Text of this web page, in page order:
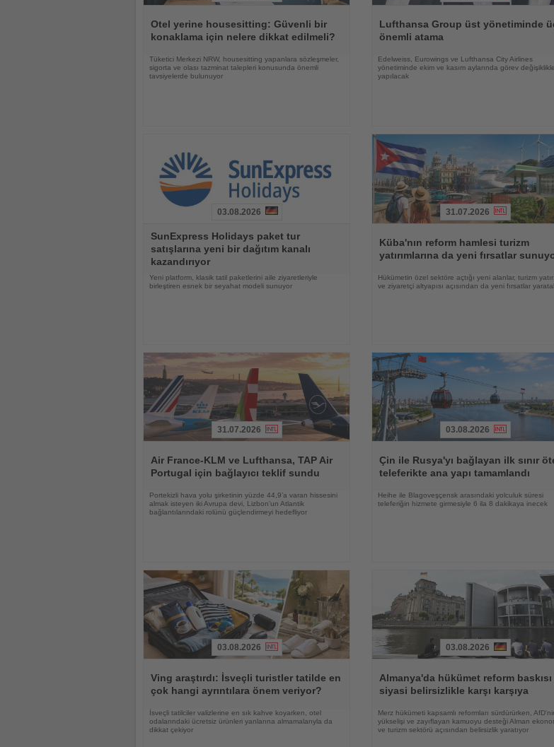
Oku
Otel yerine housesitting: Güvenli bir
konaklama için nelere dikkat edilmeli?
Tüketici Merkezi NRW, housesitting yapanlara sözleşmeler,
sigorta ve olası tazminat talepleri konusunda önemli
tavsiyelerde bulunuyor
Oku
Lufthansa Group üst yönetiminde
önemli atama
Edelweiss, Eurowings ve Lufthansa City Airlines
yönetiminde ekim ve kasım aylarında görev
yapılacak
Oku
03.08.2026
SunExpress Holidays paket tur
satışlarına yeni bir dağıtım kanalı
kazandırıyor
Yeni platform, klasik tatil paketlerini aile ziyaretleriyle
birleştiren esnek bir seyahat modeli sunuyor
Oku
31.07.2026
Küba'nın reform hamlesi turizm
yatırımlarına da yeni fırsatlar
Hükümetin özel sektöre açtığı yeni alanlar, turizm
ve ziyaretçi altyapısı açısından da yeni fırsatlar
Oku
31.07.2026
Air France-KLM ve Lufthansa, TAP Air
Portugal için bağlayıcı teklif sundu
Portekizli hava yolu şirketinin yüzde 44,9’a varan hissesini
almak isteyen iki Avrupa devi, Lizbon’un Atlantik
bağlantılarındaki rolünü güçlendirmeyi hedefliyor
Oku
03.08.2026
Çin ile Rusya'yı bağlayan ilk sınır
teleferikte ana yapı tamamlandı
Heihe ile Blagoveşçensk arasındaki yolculuk süresi
teleferiğin hizmete girmesiyle 6 ila 8 dakikaya inecek
Oku
03.08.2026
Ving araştırdı: İsveçli turistler tatilde en
çok hangi ayrıntılara önem veriyor?
İsveçli tatilciler valizlerine en sık kahve koyarken, otel
odalarındaki ücretsiz ürünleri yanlarına almamalarıyla da
dikkat çekiyor
Oku
03.08.2026
Almanya'da hükümet reform baskısı
siyasi belirsizlikle karşı karşıya
Merz hükümeti kapsamlı reformları sürdürürken,
yükselişi ve zayıflayan kamuoyu desteği Alman
ve turizm sektörü açısından belirsizlik yaratıyor